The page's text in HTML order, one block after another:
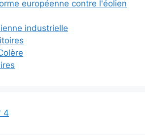
européenne contre l'éolien
industrielle
4